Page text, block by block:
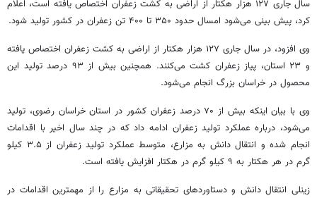
سال جاری ۱۲۷ هزار هکتار از اراضی به کشت زعفران اختصاص یافته است، اعلام
کرد، پیش بینی می‌شود امسال حدود ۳۵۰ تا ۴۰۰ تن زعفران در کشور تولید شود.
وی افزود، در سال جاری ۱۲۷ هزار هکتار از اراضی به کشت زعفران اختصاص یافته
و ۲۳ استان، پیاز زعفران کشت می‌کنند. همچنین بیش از ۹۳ درصد تولید این
محصول در خراسان بزرگ انجام می‌شود.‌
وی با بیان اینکه بیش از ۷۰ درصد زعفران کشور در استان خراسان رضوی، تولید
می‌شود، درباره عملکرد تولید زعفران ادامه داد که در چند سال اخیر با اقدامات
انجام شده و انتقال دانش به مزارع، متوسط عملکرد تولید زعفران از ۳.۵ کیلو
گرم در هر هکتار به ۹ کیلو گرم در هکتار افزایش یافته است.
زینلی انتقال دانش و دستاوردهای تحقیقاتی به مزارع را از مهمترین اقدامات در